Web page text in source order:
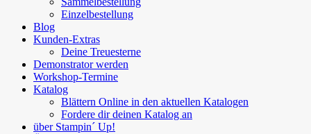
Einzelbestellung
Blog
Kunden-Extras
Deine Treuesterne
Demonstrator werden
Workshop-Termine
Katalog
Blättern Online in den aktuellen Katalogen
Fordere dir deinen Katalog an
über Stampin´ Up!